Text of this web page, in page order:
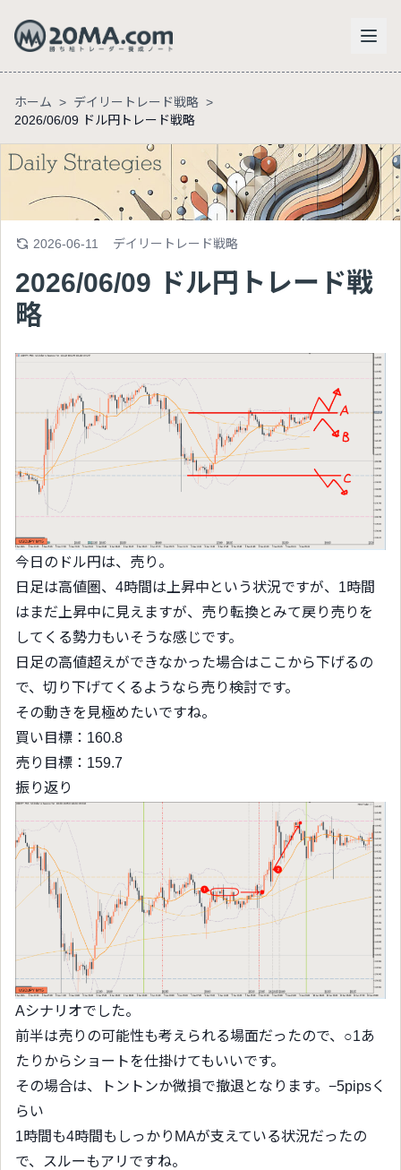
ホーム > デイリートレード戦略 >
2026/06/09 ドル円トレード戦略
2026-06-11 デイリートレード戦略
2026/06/09 ドル円トレード戦
略
今日のドル円は、売り。
日足は高値圏、4時間は上昇中という状況ですが、1時間
はまだ上昇中に見えますが、売り転換とみて戻り売りを
してくる勢力もいそうな感じです。
日足の高値超えができなかった場合はここから下げるの
で、切り下げてくるようなら売り検討です。
その動きを見極めたいですね。
買い目標：160.8
売り目標：159.7
振り返り
Aシナリオでした。
前半は売りの可能性も考えられる場面だったので、○1あ
たりからショートを仕掛けてもいいです。
その場合は、トントンか微損で撤退となります。−5pipsく
らい
1時間も4時間もしっかりMAが支えている状況だったの
で、スルーもアリですね。